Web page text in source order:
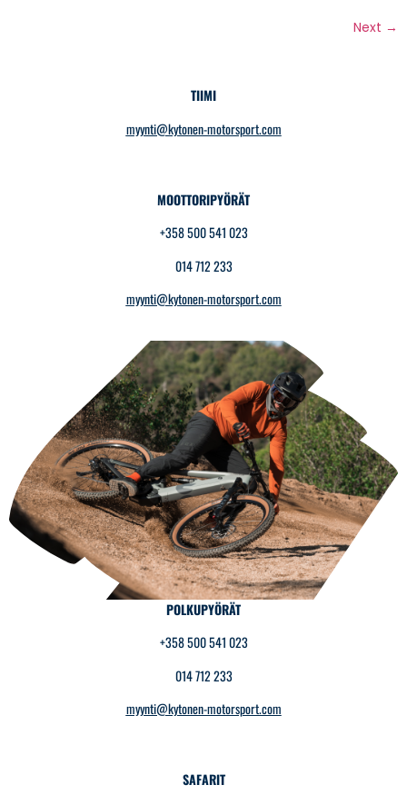
Next →
TIIMI
myynti@kytonen-motorsport.com
MOOTTORIPYÖRÄT
+358 500 541 023
014 712 233
myynti@kytonen-motorsport.com
POLKUPYÖRÄT
+358 500 541 023
014 712 233
myynti@kytonen-motorsport.com
SAFARIT